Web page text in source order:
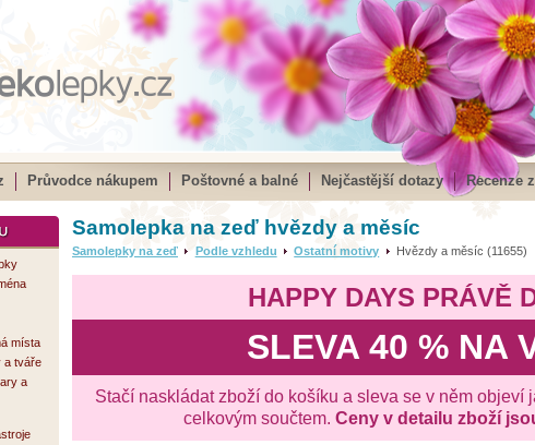
Průvodce nákupem Poštovné a balné Nejčastější dotazy Recenze
místa
a tváře
a
Samolepka na zeď hvězdy a měsíc
Samolepky na zeď Podle vzhledu Ostatní motivy Hvězdy a měsíc (11655)
HAPPY DAYS PRÁVĚ
SLEVA 40 % NA
Stačí naskládat zboží do košíku a sleva se v něm objeví
celkovým součtem. Ceny v detailu zboží